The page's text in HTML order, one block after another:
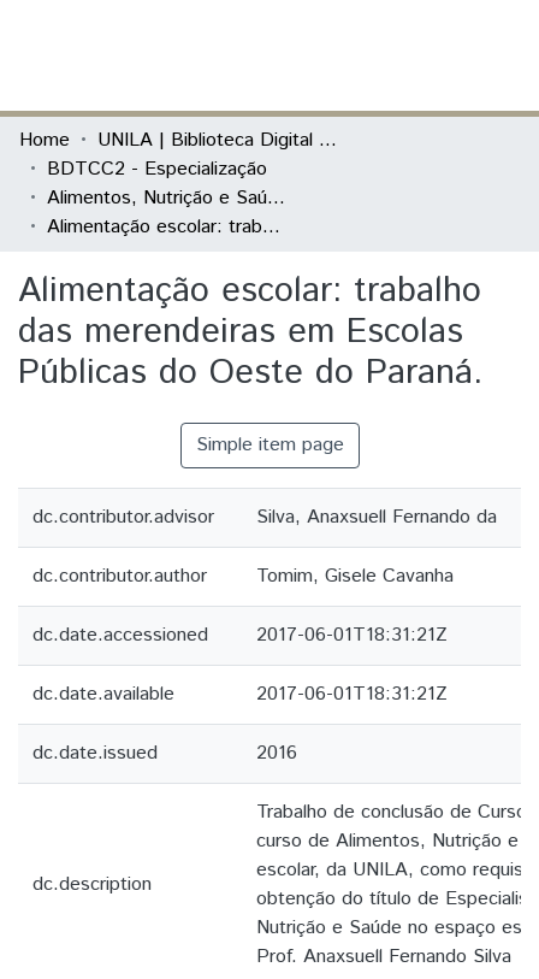
Communities & Collections
All of DSpace
Statistics
Home
UNILA | Biblioteca Digital de Trabalhos de Conclusão de Curso
BDTCC2 - Especialização
Alimentos, Nutrição e Saúde no Espaço Escolar
Alimentação escolar: trabalho das merendeiras em Escolas Públicas do Oeste do Paraná.
Alimentação escolar: trabalho
das merendeiras em Escolas
Públicas do Oeste do Paraná.
Simple item page
dc.contributor.advisor Silva, Anaxsuell Fernando da
dc.contributor.author Tomim, Gisele Cavanha
dc.date.accessioned 2017-06-01T18:31:21Z
dc.date.available 2017-06-01T18:31:21Z
dc.date.issued 2016
dc.description
Trabalho de conclusão de Curso
curso de Alimentos, Nutrição e
escolar, da UNILA, como
obtenção do título de
Nutrição e Saúde no espaço
Prof. Anaxsuell Fernando Silva